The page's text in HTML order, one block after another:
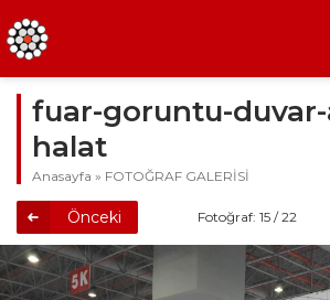
fuar-goruntu-
halat
Anasayfa » FOTOĞRAF GALERİSİ
Önceki Fotoğraf: 15 / 22